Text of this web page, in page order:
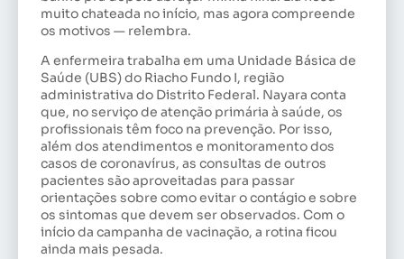
muito chateada no início, mas agora compreende
os motivos — relembra.
A enfermeira trabalha em uma Unidade Básica de
Saúde (UBS) do Riacho Fundo I, região
administrativa do Distrito Federal. Nayara conta
que, no serviço de atenção primária à saúde, os
profissionais têm foco na prevenção. Por isso,
além dos atendimentos e monitoramento dos
casos de coronavírus, as consultas de outros
pacientes são aproveitadas para passar
orientações sobre como evitar o contágio e sobre
os sintomas que devem ser observados. Com o
início da campanha de vacinação, a rotina ficou
ainda mais pesada.